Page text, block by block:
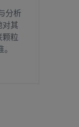
分析
对其
颗粒